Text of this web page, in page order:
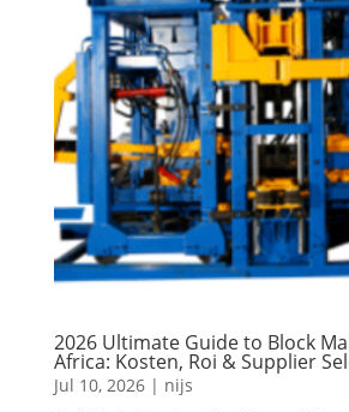
2026 Ultimate Guide to Block
Africa: Kosten, Roi & Supplier
Jul 10, 2026| nijs